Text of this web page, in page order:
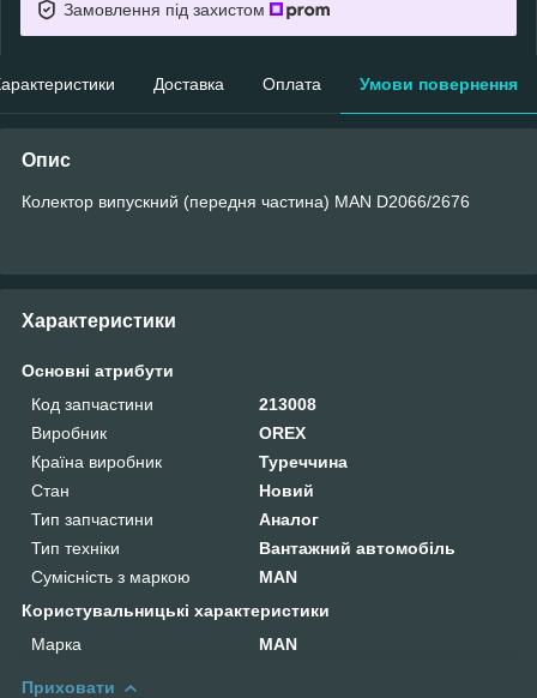
Замовлення під захистом
Доставка Оплата Умови повернення
Опис
Колектор випускний (передня частина) MAN D2066/2676
Характеристики
Основні атрибути
Код запчастини
213008
Виробник
OREX
Країна виробник
Туреччина
Стан
Новий
Тип запчастини
Аналог
Тип техніки
Вантажний автомобіль
Сумісність з маркою
MAN
Користувальницькі характеристики
Марка
MAN
Приховати